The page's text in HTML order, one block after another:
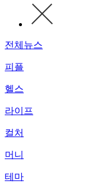
전체뉴스
피플
헬스
라이프
컬처
머니
테마